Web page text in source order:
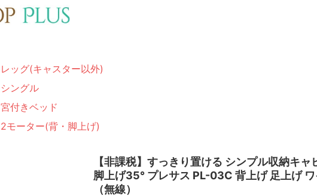
レッグ(キャスター以外)
シングル
宮付きベッド
2モーター(背・脚上げ)
【非課税】すっきり置ける シンプル収納キャ
脚上げ35° プレサス PL-03C 背上げ 足上げ
（無線）